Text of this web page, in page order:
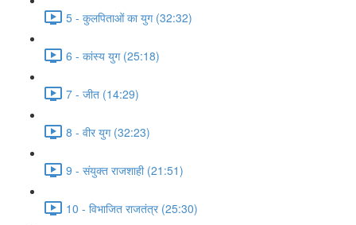
5 - कुलपिताओं का युग (32:32)
6 - कांस्य युग (25:18)
7 - जीत (14:29)
8 - वीर युग (32:23)
9 - संयुक्त राजशाही (21:51)
10 - विभाजित राजतंत्र (25:30)